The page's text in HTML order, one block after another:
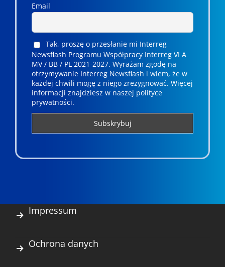
Email
Tak, proszę o przesłanie mi Interreg
Newsflash Programu Współpracy Interreg VI A
MV / BB / PL 2021-2027. Wyrażam zgodę na
otrzymywanie Interreg Newsflash i wiem, że w
każdej chwili mogę z niego zrezygnować. ­­Więcej
informacji znajdziesz w naszej polityce
prywatności.
Impressum
Ochrona danych